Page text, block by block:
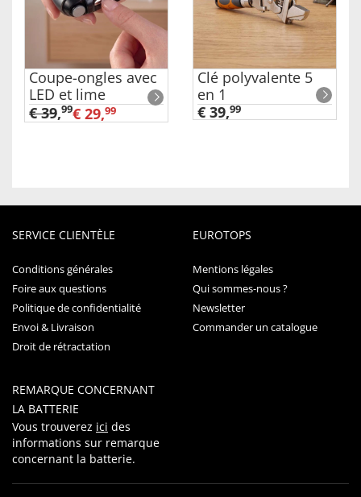
Coupe-ongles avec
LED et lime
€ 39,99€ 29,99
Clé polyvalente 5
en 1
€ 39,99
SERVICE CLIENTÈLE
Conditions générales
Foire aux questions
Politique de confidentialité
Envoi & Livraison
Droit de rétractation
REMARQUE CONCERNANT
LA BATTERIE
Vous trouverez ici des
informations sur remarque
concernant la batterie.
EUROTOPS
Mentions légales
Qui sommes-nous ?
Newsletter
Commander un catalogue